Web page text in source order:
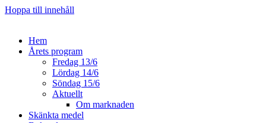
Hoppa till innehåll
Hem
Årets program
Fredag 13/6
Lördag 14/6
Söndag 15/6
Aktuellt
Om marknaden
Skänkta medel